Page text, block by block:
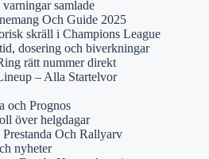
samlade
Och Guide 2025
skräll i Champions League
dosering och biverkningar
rätt nummer direkt
– Alla Startelvor
och Prognos
över helgdagar
Och Rallyarv
nyheter